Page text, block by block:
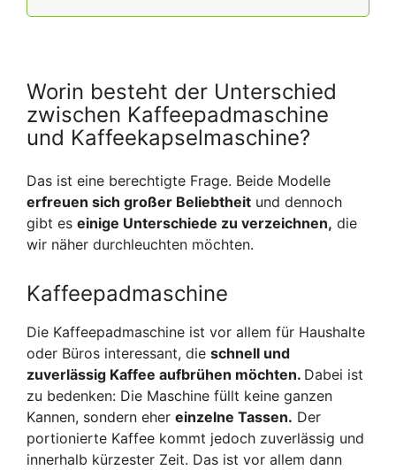
Worin besteht der Unterschied
zwischen Kaffeepadmaschine
und Kaffeekapselmaschine?
Das ist eine berechtigte Frage. Beide Modelle
erfreuen sich großer Beliebtheit und dennoch
gibt es einige Unterschiede zu verzeichnen, die
wir näher durchleuchten möchten.
Kaffeepadmaschine
Die Kaffeepadmaschine ist vor allem für Haushalte
oder Büros interessant, die schnell und
zuverlässig Kaffee aufbrühen möchten. Dabei ist
zu bedenken: Die Maschine füllt keine ganzen
Kannen, sondern eher einzelne Tassen. Der
portionierte Kaffee kommt jedoch zuverlässig und
innerhalb kürzester Zeit. Das ist vor allem dann